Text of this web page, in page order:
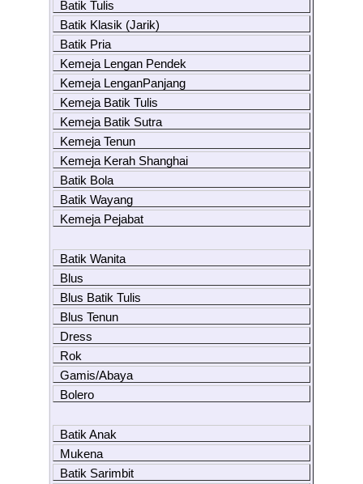
Batik Tulis
Batik Klasik (Jarik)
Batik Pria
Kemeja Lengan Pendek
Kemeja LenganPanjang
Kemeja Batik Tulis
Kemeja Batik Sutra
Kemeja Tenun
Kemeja Kerah Shanghai
Batik Bola
Batik Wayang
Kemeja Pejabat
Batik Wanita
Blus
Blus Batik Tulis
Blus Tenun
Dress
Rok
Gamis/Abaya
Bolero
Batik Anak
Mukena
Batik Sarimbit